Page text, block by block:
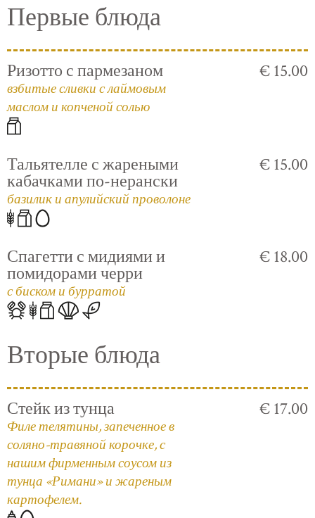
Первые блюда
Ризотто с пармезаном
взбитые сливки с лаймовым
маслом и копченой солью
€ 15.00
Тальятелле с жареными
кабачками по-нерански
базилик и апулийский проволоне
€ 15.00
Спагетти с мидиями и
помидорами черри
с биском и бурратой
€ 18.00
Вторые блюда
Стейк из тунца
Филе телятины, запеченное в
соляно-травяной корочке, с
нашим фирменным соусом из
тунца «Римани» и жареным
картофелем.
€ 17.00